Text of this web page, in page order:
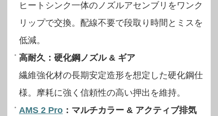
ヒートシンク一体のノズルアセンブリをワンク
リップで交換。配線不要で段取り時間とミスを
低減。
高耐久：硬化鋼ノズル & ギア
繊維強化材の長期安定造形を想定した硬化鋼仕
様。摩耗に強く信頼性の高い押出を維持。
AMS 2 Pro ：マルチカラー & アクティブ排気